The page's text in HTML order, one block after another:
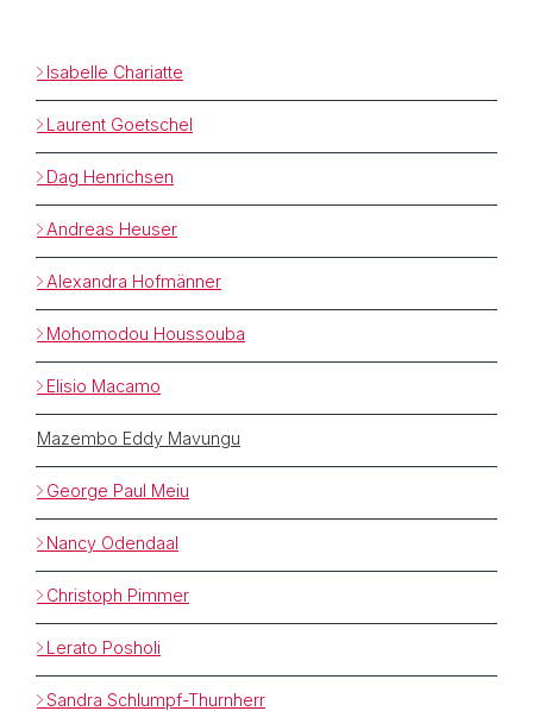
Isabelle Chariatte
Laurent Goetschel
Dag Henrichsen
Andreas Heuser
Alexandra Hofmänner
Mohomodou Houssouba
Elisio Macamo
Mazembo Eddy Mavungu
George Paul Meiu
Nancy Odendaal
Christoph Pimmer
Lerato Posholi
Sandra Schlumpf-Thurnherr